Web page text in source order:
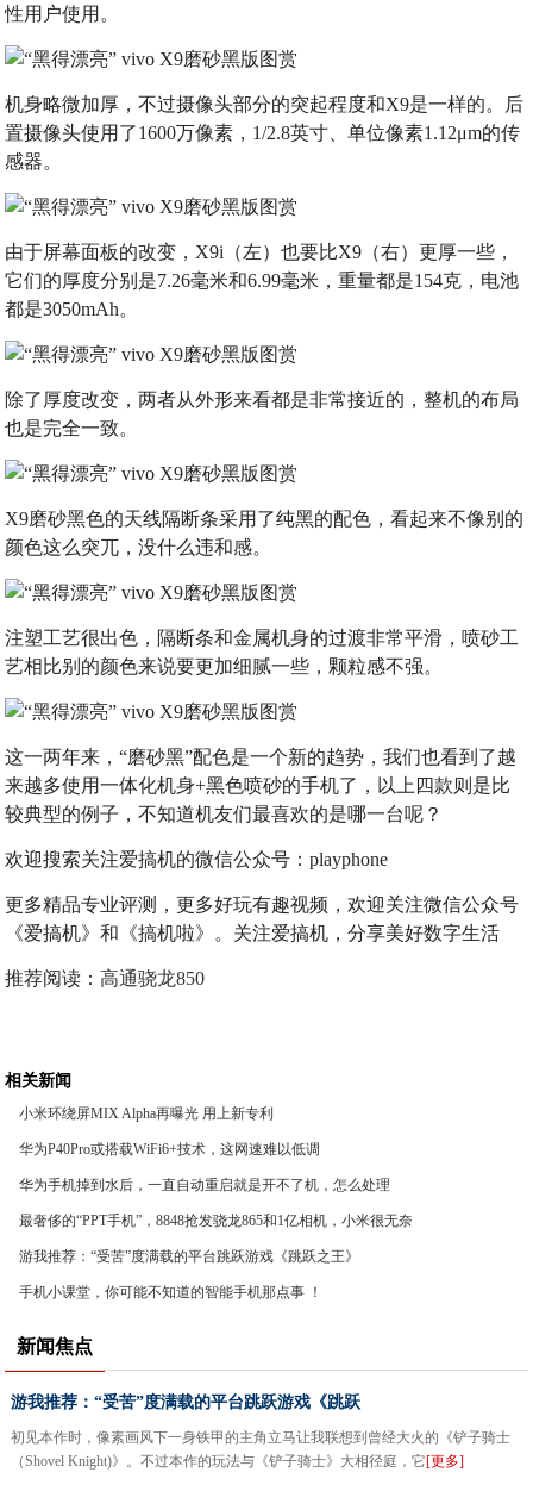
性用户使用。
机身略微加厚，不过摄像头部分的突起程度和X9是一样的。后
置摄像头使用了1600万像素，1/2.8英寸、单位像素1.12μm的传
感器。
由于屏幕面板的改变，X9i（左）也要比X9（右）更厚一些，
它们的厚度分别是7.26毫米和6.99毫米，重量都是154克，电池
都是3050mAh。
除了厚度改变，两者从外形来看都是非常接近的，整机的布局
也是完全一致。
X9磨砂黑色的天线隔断条采用了纯黑的配色，看起来不像别的
颜色这么突兀，没什么违和感。
注塑工艺很出色，隔断条和金属机身的过渡非常平滑，喷砂工
艺相比别的颜色来说要更加细腻一些，颗粒感不强。
这一两年来，“磨砂黑”配色是一个新的趋势，我们也看到了越
来越多使用一体化机身+黑色喷砂的手机了，以上四款则是比
较典型的例子，不知道机友们最喜欢的是哪一台呢？
欢迎搜索关注爱搞机的微信公众号：playphone
更多精品专业评测，更多好玩有趣视频，欢迎关注微信公众号
《爱搞机》和《搞机啦》。关注爱搞机，分享美好数字生活
推荐阅读：高通骁龙850
相关新闻
小米环绕屏MIX Alpha再曝光 用上新专利
华为P40Pro或搭载WiFi6+技术，这网速难以低调
华为手机掉到水后，一直自动重启就是开不了机，怎么处理
最奢侈的“PPT手机”，8848抢发骁龙865和1亿相机，小米很无奈
游我推荐：“受苦”度满载的平台跳跃游戏《跳跃之王》
手机小课堂，你可能不知道的智能手机那点事 ！
新闻焦点
游我推荐：“受苦”度满载的平台跳跃游戏《跳跃
初见本作时，像素画风下一身铁甲的主角立马让我联想到曾经大火的《铲子骑士
（Shovel Knight)》。不过本作的玩法与《铲子骑士》大相径庭，它[更多]